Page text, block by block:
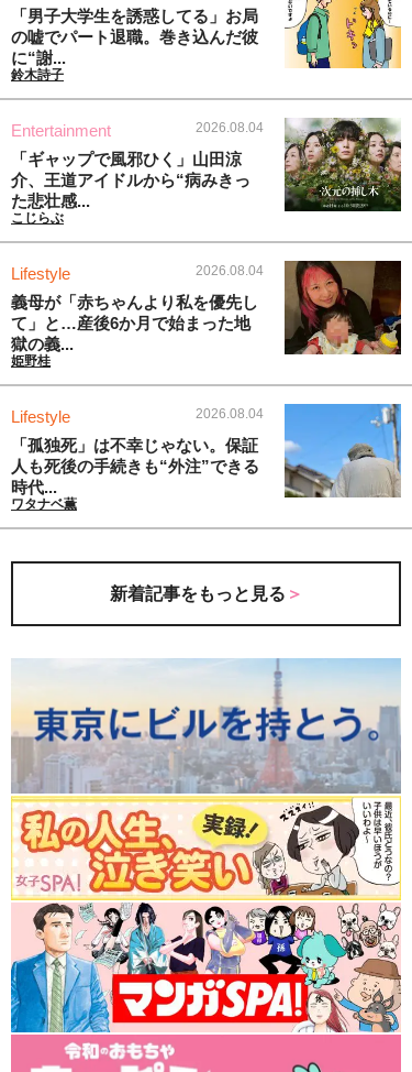
「男子大学生を誘惑してる」お局
の嘘でパート退職。巻き込んだ彼
に“謝...
鈴木詩子
Entertainment 2026.08.04
「ギャップで風邪ひく」山田涼
介、王道アイドルから“病みきっ
た悲壮感...
こじらぶ
Lifestyle 2026.08.04
義母が「赤ちゃんより私を優先し
て」と…産後6か月で始まった地
獄の義...
姫野桂
Lifestyle 2026.08.04
「孤独死」は不幸じゃない。保証
人も死後の手続きも“外注”できる
時代...
ワタナベ薫
新着記事をもっと見る